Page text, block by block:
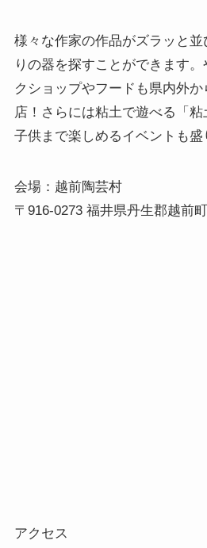
様々な作家の作品がズラッと
りの器を探すことができます
クショップやフードも県内外
店！さらには粘土で遊べる「
子供まで楽しめるイベントも盛
会場：越前陶芸村
〒916-0273 福井県丹生郡越前
アクセス